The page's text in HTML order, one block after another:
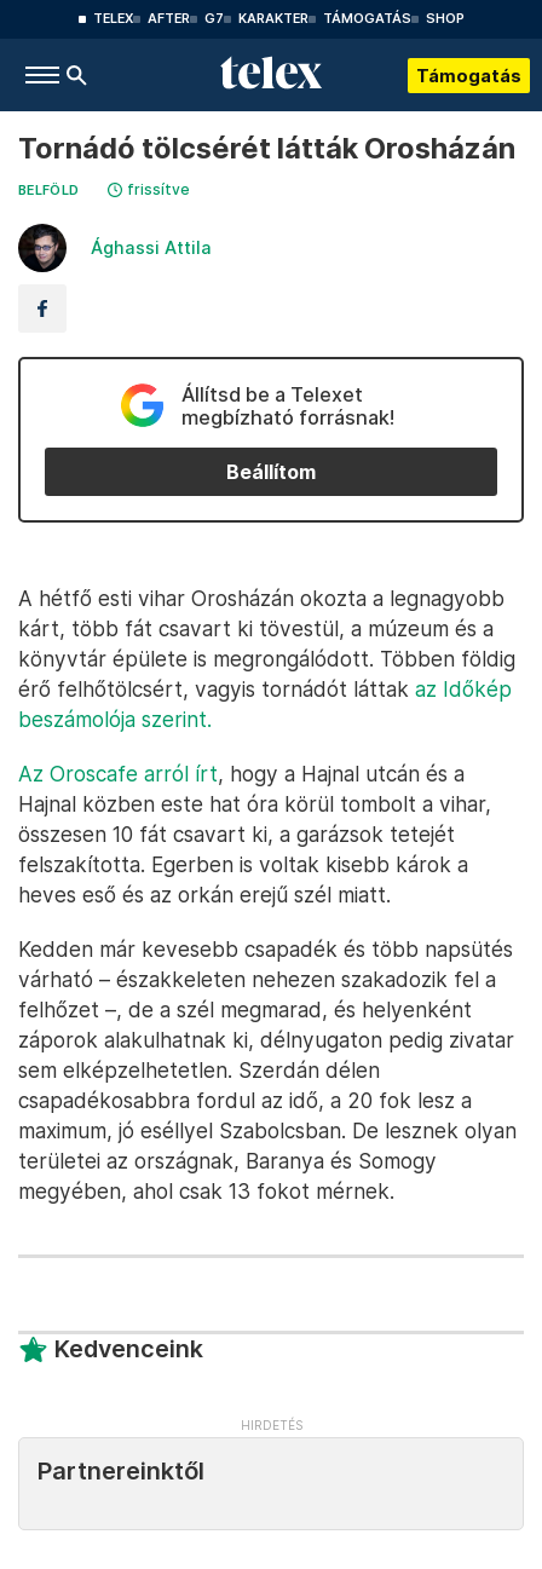
TELEX AFTER G7 KARAKTER TÁMOGATÁS SHOP
Támogatás
Tornádó tölcsérét látták Orosházán
BELFÖLD frissítve
Ághassi Attila
Állítsd be a Telexet
megbízható forrásnak!
Beállítom
A hétfő esti vihar Orosházán okozta a legnagyobb
kárt, több fát csavart ki tövestül, a múzeum és a
könyvtár épülete is megrongálódott. Többen földig
érő felhőtölcsért, vagyis tornádót láttak az Időkép
beszámolója szerint.
Az Oroscafe arról írt, hogy a Hajnal utcán és a
Hajnal közben este hat óra körül tombolt a vihar,
összesen 10 fát csavart ki, a garázsok tetejét
felszakította. Egerben is voltak kisebb károk a
heves eső és az orkán erejű szél miatt.
Kedden már kevesebb csapadék és több napsütés
várható – északkeleten nehezen szakadozik fel a
felhőzet –, de a szél megmarad, és helyenként
záporok alakulhatnak ki, délnyugaton pedig zivatar
sem elképzelhetetlen. Szerdán délen
csapadékosabbra fordul az idő, a 20 fok lesz a
maximum, jó eséllyel Szabolcsban. De lesznek olyan
területei az országnak, Baranya és Somogy
megyében, ahol csak 13 fokot mérnek.
Kedvenceink
Partnereinktől